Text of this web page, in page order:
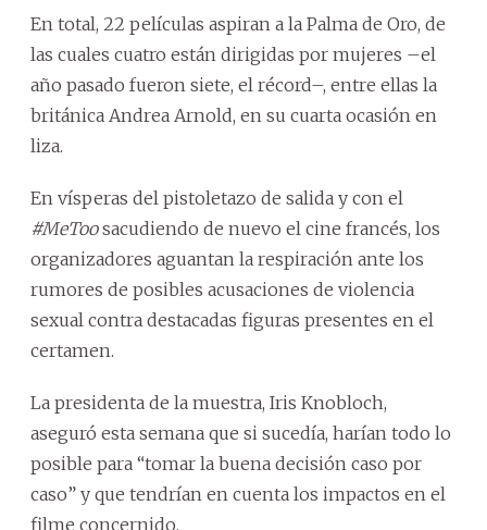
En total, 22 películas aspiran a la Palma de Oro, de
las cuales cuatro están dirigidas por mujeres –el
año pasado fueron siete, el récord–, entre ellas la
británica Andrea Arnold, en su cuarta ocasión en
liza.
En vísperas del pistoletazo de salida y con el
#MeToosacudiendo de nuevo el cine francés, los
organizadores aguantan la respiración ante los
rumores de posibles acusaciones de violencia
sexual contra destacadas figuras presentes en el
certamen.
La presidenta de la muestra, Iris Knobloch,
aseguró esta semana que si sucedía, harían todo lo
posible para “tomar la buena decisión caso por
caso” y que tendrían en cuenta los impactos en el
filme concernido.